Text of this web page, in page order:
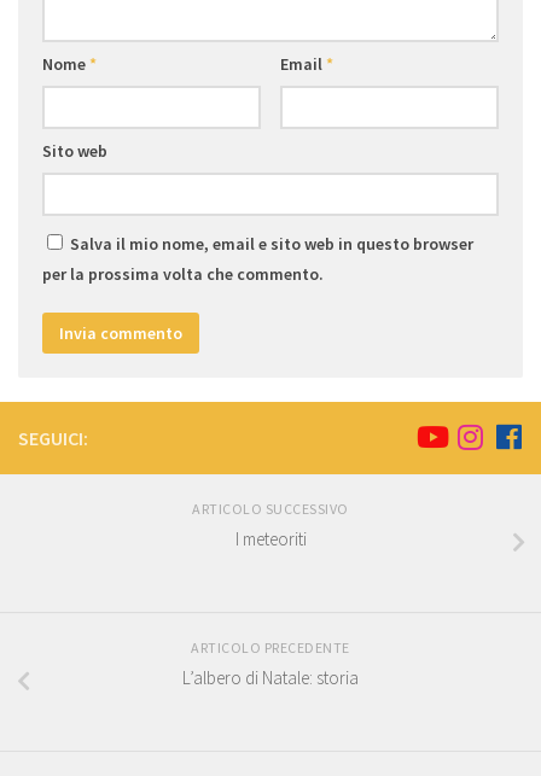
Nome* Email*
Sito web
Salva il mio nome, email e sito web in questo browser
per la prossima volta che commento.
SEGUICI:
ARTICOLO SUCCESSIVO
I meteoriti
ARTICOLO PRECEDENTE
L’albero di Natale: storia